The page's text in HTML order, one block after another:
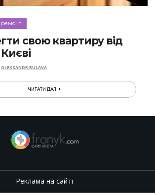
ремонт
свою квартиру від
OLEKSANDR BULAVA
ЧИТАТИ ДАЛІ
Реклама на сайті